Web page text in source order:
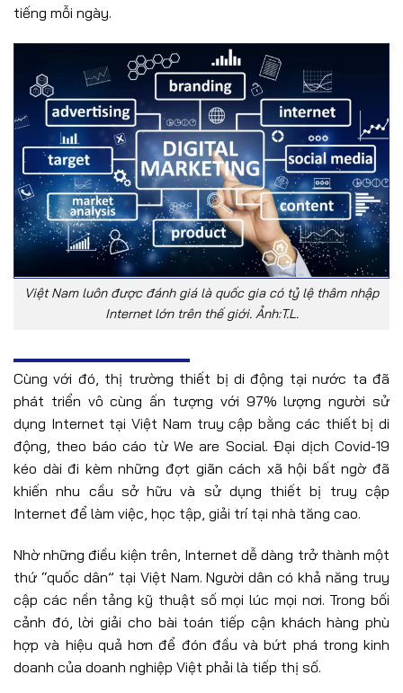
tiếng mỗi ngày.
Việt Nam luôn được đánh giá là quốc gia có tỷ lệ thâm nhập
Internet lớn trên thế giới. Ảnh:T.L.
Cùng với đó, thị trường thiết bị di động tại nước ta đã
phát triển vô cùng ấn tượng với 97% lượng người sử
dụng Internet tại Việt Nam truy cập bằng các thiết bị di
động, theo báo cáo từ We are Social. Đại dịch Covid-19
kéo dài đi kèm những đợt giãn cách xã hội bất ngờ đã
khiến nhu cầu sở hữu và sử dụng thiết bị truy cập
Internet để làm việc, học tập, giải trí tại nhà tăng cao.
Nhờ những điều kiện trên, Internet dễ dàng trở thành một
thứ “quốc dân” tại Việt Nam. Người dân có khả năng truy
cập các nền tảng kỹ thuật số mọi lúc mọi nơi. Trong bối
cảnh đó, lời giải cho bài toán tiếp cận khách hàng phù
hợp và hiệu quả hơn để đón đầu và bứt phá trong kinh
doanh của doanh nghiệp Việt phải là tiếp thị số.